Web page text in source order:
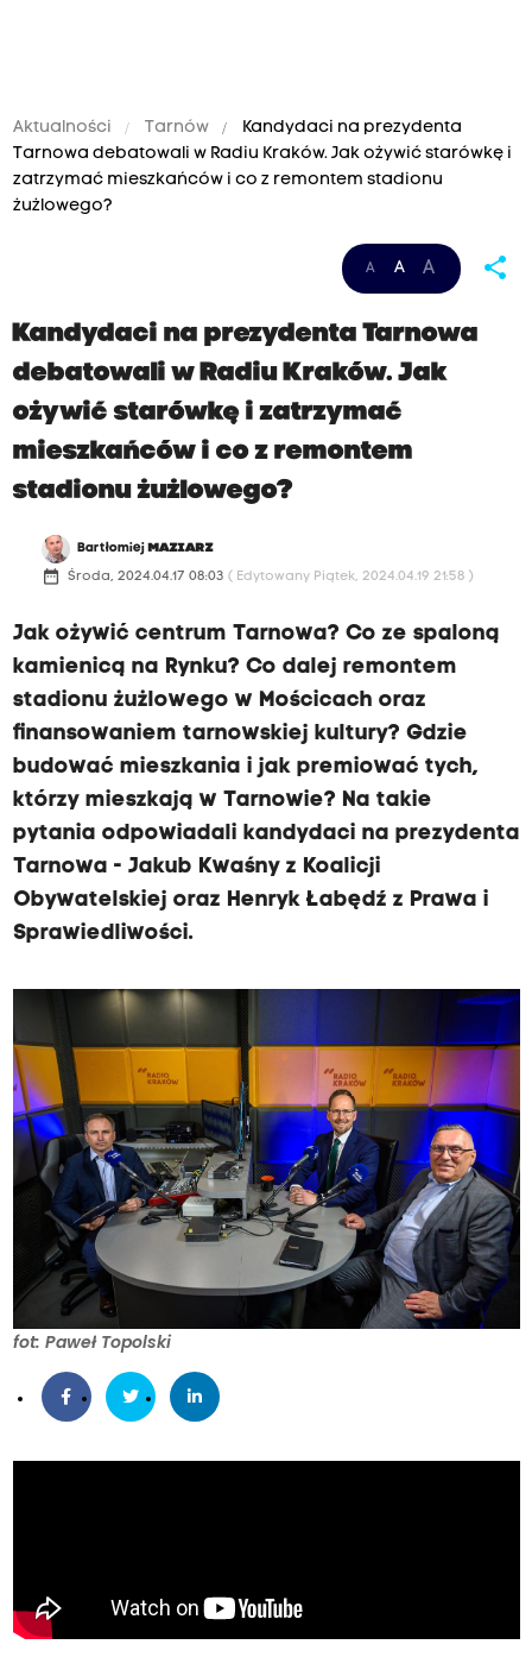
Aktualności Tarnów
Kandydaci na prezydenta
Tarnowa debatowali w Radiu Kraków. Jak ożywić starówkę i
zatrzymać mieszkańców i co z remontem stadionu
żużlowego?
A A A share
Kandydaci na prezydenta Tarnowa
debatowali w Radiu Kraków. Jak
ożywić starówkę i zatrzymać
mieszkańców i co z remontem
stadionu żużlowego?
Bartłomiej MAZIARZ
date_range Środa, 2024.04.17 08:03 ( Edytowany Piątek, 2024.04.19 21:58 )
Jak ożywić centrum Tarnowa? Co ze spaloną
kamienicą na Rynku? Co dalej remontem
stadionu żużlowego w Mościcach oraz
finansowaniem tarnowskiej kultury? Gdzie
budować mieszkania i jak premiować tych,
którzy mieszkają w Tarnowie? Na takie
pytania odpowiadali kandydaci na prezydenta
Tarnowa - Jakub Kwaśny z Koalicji
Obywatelskiej oraz Henryk Łabędź z Prawa i
Sprawiedliwości.
fot: Paweł Topolski